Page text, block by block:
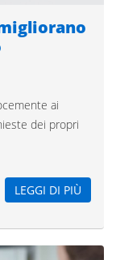
ai
dei propri
LEGGI DI PIÙ